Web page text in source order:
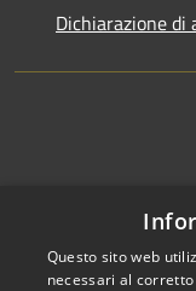
Dichiarazione di
Questo sito web
necessari al